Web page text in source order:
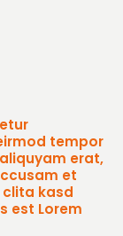
tempor
erat,
et
kasd
est Lorem